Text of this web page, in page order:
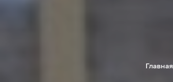
Главная